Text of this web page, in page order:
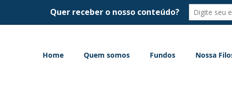
Home Quem somos Fundos Nossa